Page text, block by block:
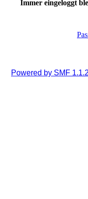
Immer eingeloggt
Powered by SMF